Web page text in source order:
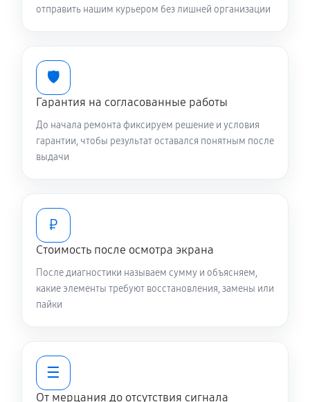
отправить нашим курьером без лишней организации
🛡️
Гарантия на согласованные работы
До начала ремонта фиксируем решение и условия
гарантии, чтобы результат оставался понятным после
выдачи
₽
Стоимость после осмотра экрана
После диагностики называем сумму и объясняем,
какие элементы требуют восстановления, замены или
пайки
☰
От мерцания до отсутствия сигнала